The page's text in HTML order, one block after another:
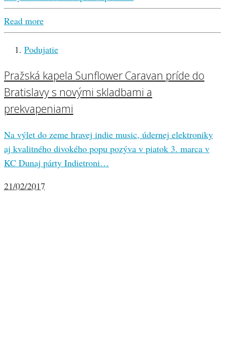
Read more
Podujatie
Pražská kapela Sunflower Caravan príde do
Bratislavy s novými skladbami a
prekvapeniami
Na výlet do zeme hravej indie music, údernej elektroniky
aj kvalitného divokého popu pozýva v piatok 3. marca v
KC Dunaj párty Indietroni…
21/02/2017